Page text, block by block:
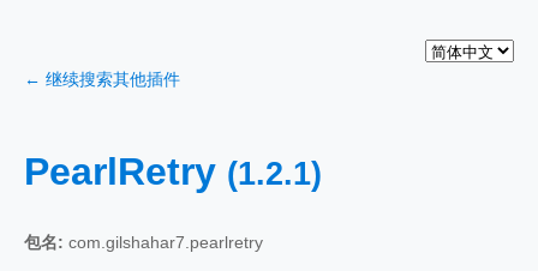
← 继续搜索其他插件
PearlRetry (1.2.1)
包名: com.gilshahar7.pearlretry